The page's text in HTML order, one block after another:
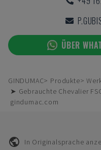
ÜBER
GINDUMAC Produkte
➤ Gebrauchte Chevalier
gindumac.com
In Originalsprache